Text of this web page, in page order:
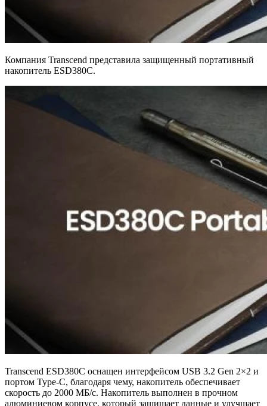
Компания Transcend представила защищенный портативный
накопитель ESD380C.
Transcend ESD380C оснащен интерфейсом USB 3.2 Gen 2×2 и
портом Type-C, благодаря чему, накопитель обеспечивает
скорость до 2000 МБ/с. Накопитель выполнен в прочном
алюминиевом корпусе, который защищает данные и улучшает